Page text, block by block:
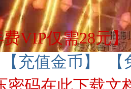
VIP仅需28元】
【充值金币】